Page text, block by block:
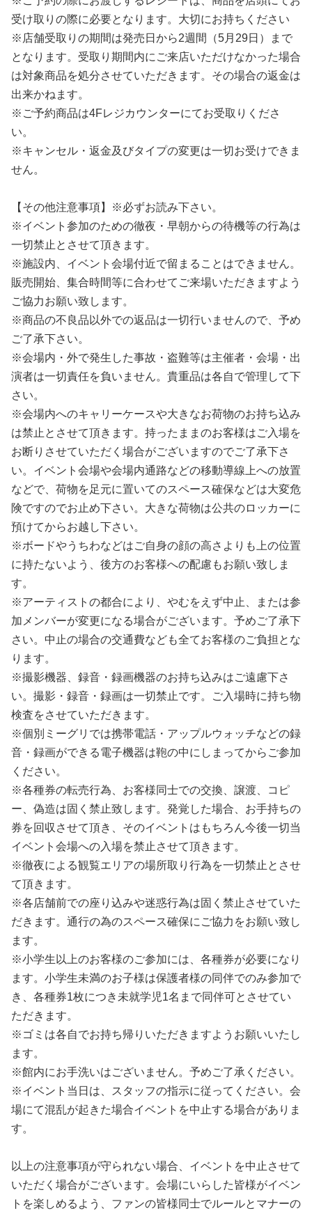
受け取りの際に必要となります。大切にお持ちください
※店舗受取りの期間は発売日から2週間（5月29日）まで
となります。受取り期間内にご来店いただけなかった場合
は対象商品を処分させていただきます。その場合の返金は
出来かねます。
※ご予約商品は4Fレジカウンターにてお受取りくださ
い。
※キャンセル・返金及びタイプの変更は一切お受けできま
せん。
【その他注意事項】※必ずお読み下さい。
※イベント参加のための徹夜・早朝からの待機等の行為は
一切禁止とさせて頂きます。
※施設内、イベント会場付近で留まることはできません。
販売開始、集合時間等に合わせてご来場いただきますよう
ご協力お願い致します。
※商品の不良品以外での返品は一切行いませんので、予め
ご了承下さい。
※会場内・外で発生した事故・盗難等は主催者・会場・出
演者は一切責任を負いません。貴重品は各自で管理して下
さい。
※会場内へのキャリーケースや大きなお荷物のお持ち込み
は禁止とさせて頂きます。持ったままのお客様はご入場を
お断りさせていただく場合がございますのでご了承下さ
い。イベント会場や会場内通路などの移動導線上への放置
などで、荷物を足元に置いてのスペース確保などは大変危
険ですのでお止め下さい。大きな荷物は公共のロッカーに
預けてからお越し下さい。
※ボードやうちわなどはご自身の顔の高さよりも上の位置
に持たないよう、後方のお客様への配慮もお願い致しま
す。
※アーティストの都合により、やむをえず中止、または参
加メンバーが変更になる場合がございます。予めご了承下
さい。中止の場合の交通費なども全てお客様のご負担とな
ります。
※撮影機器、録音・録画機器のお持ち込みはご遠慮下さ
い。撮影・録音・録画は一切禁止です。ご入場時に持ち物
検査をさせていただきます。
※個別ミーグリでは携帯電話・アップルウォッチなどの録
音・録画ができる電子機器は鞄の中にしまってからご参加
ください。
※各種券の転売行為、お客様同士での交換、譲渡、コピ
ー、偽造は固く禁止致します。発覚した場合、お手持ちの
券を回収させて頂き、そのイベントはもちろん今後一切当
イベント会場への入場を禁止させて頂きます。
※徹夜による観覧エリアの場所取り行為を一切禁止とさせ
て頂きます。
※各店舗前での座り込みや迷惑行為は固く禁止させていた
だきます。通行の為のスペース確保にご協力をお願い致し
ます。
※小学生以上のお客様のご参加には、各種券が必要になり
ます。小学生未満のお子様は保護者様の同伴でのみ参加で
き、各種券1枚につき未就学児1名まで同伴可とさせてい
ただきます。
※ゴミは各自でお持ち帰りいただきますようお願いいたし
ます。
※館内にお手洗いはございません。予めご了承ください。
※イベント当日は、スタッフの指示に従ってください。会
場にて混乱が起きた場合イベントを中止する場合がありま
す。
以上の注意事項が守られない場合、イベントを中止させて
いただく場合がございます。会場にいらした皆様がイベン
トを楽しめるよう、ファンの皆様同士でルールとマナーの